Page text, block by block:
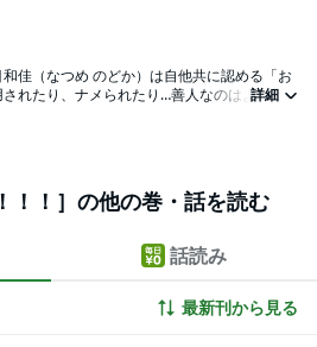
佳（なつめ のどか）は自他共に認める「お
れたり、ナメられたり…善人なのはよいこ
フリをしてもらうことになって！？！？ ミ
し報道記者の局内ラブストーリー！【恋す
詳細
！！］の他の巻・話を読む
話読み
最新刊から見る